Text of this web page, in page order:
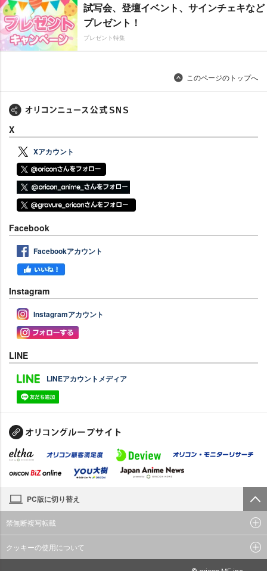
試写会、登壇イベント、サインチェキなど
プレゼント！
プレゼント特集
このページのトップへ
X
Xアカウント
Facebook
Facebookアカウント
Instagram
Instagramアカウント
LINE
LINEアカウントメディア
PC版に切り替え
禁無断複写転載
クッキーの使用について